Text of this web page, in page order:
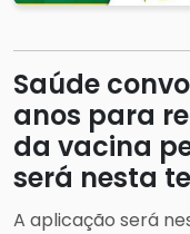
Saúde
anos para
da vacina
será nesta
A aplicação será